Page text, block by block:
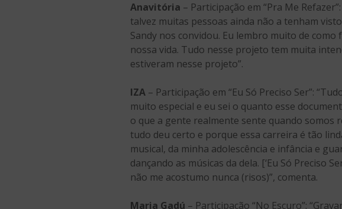
Anavitória – Participação em “Pra Me
talvez muitas pessoas ainda não a tenham
Sandy nos convidou. Eu lembro muito de
nossa vida. Tudo nesse projeto tem muita
estiveram nesse projeto”.
IZA – Participação em “Eu Só Preciso Ser”:
muito especial e eu sei o quanto esse
o que a gente realmente sente quando somos
tudo deu certo e porque essa carreira é tão
musical, da minha adolescência e infância e
dançando as músicas da dela. [‘Eu Só Preciso
não me acostumo nunca (risos)”, comenta.
Maria Gadú – Participação “No Escuro”: